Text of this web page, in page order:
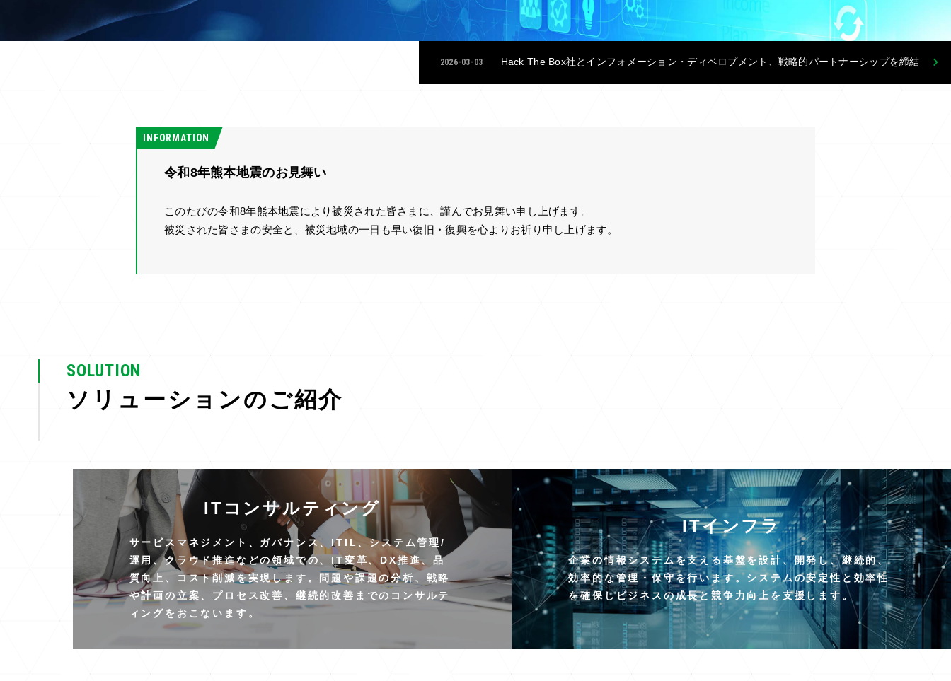
2026-03-03 Hack The Box社とインフォメーション・ディベロプメント、戦略的パートナーシップを締結
INFORMATION
令和8年熊本地震のお見舞い
このたびの令和8年熊本地震により被災された皆さまに、謹んでお見舞い申し上げます。
被災された皆さまの安全と、被災地域の一日も早い復旧・復興を心よりお祈り申し上げます。
SOLUTION
ソリューションのご紹介
ITコンサルティング
サービスマネジメント、ガバナンス、ITIL、システム管理/
運用、クラウド推進などの領域での、IT変革、DX推進、品
質向上、コスト削減を実現します。問題や課題の分析、戦略
や計画の立案、プロセス改善、継続的改善までのコンサルテ
ィングをおこないます。
ITインフラ
企業の情報システムを支える基盤を設計、開発し、継続的、
効率的な管理・保守を行います。システムの安定性と効率性
を確保しビジネスの成長と競争力向上を支援します。